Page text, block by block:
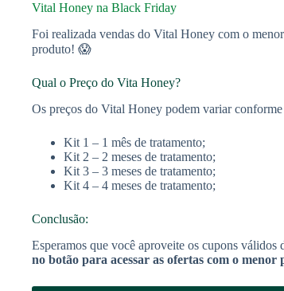
Vital Honey na Black Friday
Foi realizada vendas do Vital Honey com o
produto! 😱
Qual o Preço do Vita Honey?
Os preços do Vital Honey podem variar
Kit 1 – 1 mês de tratamento;
Kit 2 – 2 meses de tratamento;
Kit 3 – 3 meses de tratamento;
Kit 4 – 4 meses de tratamento;
Conclusão:
Esperamos que você aproveite os cupons
no botão para acessar as ofertas com o menor